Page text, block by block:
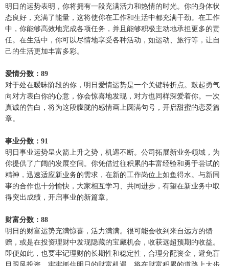
明日的运势表明，你将拥有一段充满活力和热情的时光。你的身体状
态良好，充满了能量，这将使你在工作和生活中都充满干劲。在工作
中，你能够高效地完成各项任务，并且能够积极主动地承担更多的责
任。在生活中，你可以尽情地享受各种活动，如运动、旅行等，让自
己的生活更加丰富多彩。
爱情分数：89
对于处在暧昧阶段的你，明日爱情运势是一个关键转折点。鼓起勇气
向对方表白你的心意，你会惊喜地发现，对方也同样深爱着你。一次
真诚的告白，将为这段朦胧的感情画上圆满句号，开启甜蜜的恋爱篇
章。
事业分数：91
明日事业运势呈火箭上升之势，机遇不断。公司拓展新业务领域，为
你提供了广阔的发展空间。你凭借过往积累的丰富经验和勇于尝试的
精神，迅速适应新业务的需求，在新的工作岗位上如鱼得水。与新同
事的合作也十分愉快，大家相互学习、共同进步，有望在新业务中取
得突出成绩，开启事业的新篇章。
财富分数：88
明日的财富运势充满惊喜，活力满满。很可能会收到来自远方的馈
赠，或是在投资理财中发现隐藏的宝藏机会，收获远超预期的收益。
即便如此，也要牢记理财的长期性和稳定性，合理分配资金，避免盲